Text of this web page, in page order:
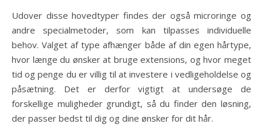
Udover disse hovedtyper findes der også microringe og
andre specialmetoder, som kan tilpasses individuelle
behov. Valget af type afhænger både af din egen hårtype,
hvor længe du ønsker at bruge extensions, og hvor meget
tid og penge du er villig til at investere i vedligeholdelse og
påsætning. Det er derfor vigtigt at undersøge de
forskellige muligheder grundigt, så du finder den løsning,
der passer bedst til dig og dine ønsker for dit hår.